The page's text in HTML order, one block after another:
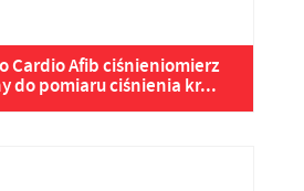
Cardio Afib ciśnieniomierz
do pomiaru ciśnienia kr...